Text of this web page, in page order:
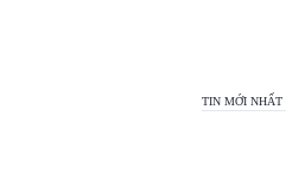
TIN MỚI NHẤT